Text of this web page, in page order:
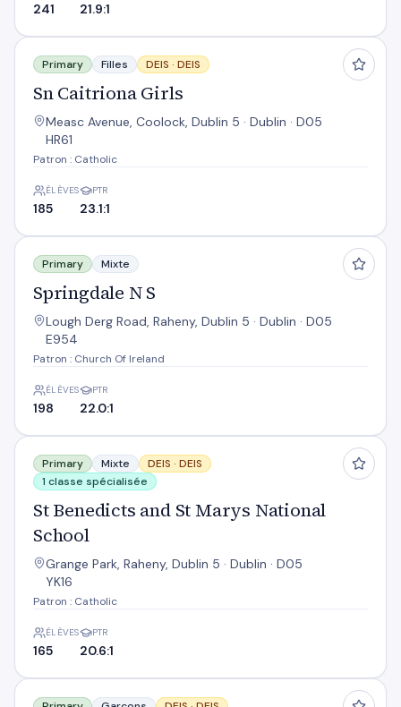
241 21.9:1
Sn Caitriona Girls
Primary Filles DEIS · DEIS
Sn Caitriona Girls
Measc Avenue, Coolock, Dublin 5 · Dublin · D05
HR61
Patron : Catholic
ÉLÈVES
185
PTR
23.1:1
Springdale N S
Primary Mixte
Springdale N S
Lough Derg Road, Raheny, Dublin 5 · Dublin · D05
E954
Patron : Church Of Ireland
ÉLÈVES
198
PTR
22.0:1
St Benedicts and St Marys National School
Primary Mixte DEIS · DEIS
1 classe spécialisée
St Benedicts and St Marys National
School
Grange Park, Raheny, Dublin 5 · Dublin · D05
YK16
Patron : Catholic
ÉLÈVES
165
PTR
20.6:1
St Brendan’s Boys National School